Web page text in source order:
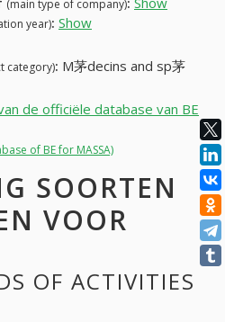
(main type of company)
year): Show
category): M茅decins and sp茅
de officiële database van BE
of BE for MASSA)
SOORTEN
VOOR
OF ACTIVITIES